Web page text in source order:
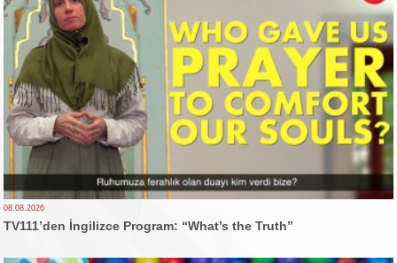
08.08.2026
TV111’den İngilizce Program: “What’s the Truth”